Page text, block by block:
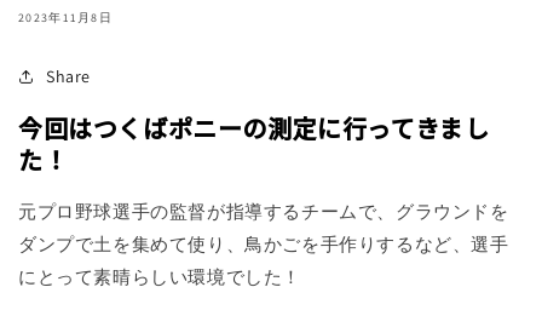
2023年11月8日
Share
今回はつくばポニーの測定に行ってきまし
た！
元プロ野球選手の監督が指導するチームで、グラウンドを
ダンプで土を集めて使り、鳥かごを手作りするなど、選手
にとって素晴らしい環境でした！